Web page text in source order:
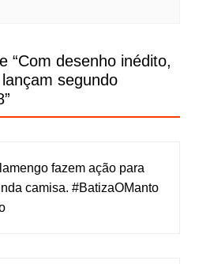
“Com desenho inédito,
segundo
”
fazem ação para
camisa. #BatizaOManto